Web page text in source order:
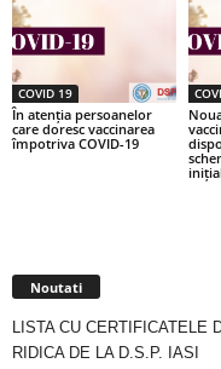
COVID 19
În atenția persoanelor
care doresc vaccinarea
împotriva COVID-19
Noutati
LISTA CU CERTIFICATELE
RIDICA DE LA D.S.P. IASI